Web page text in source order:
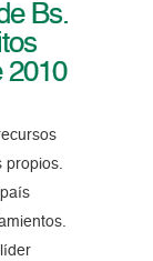
Bs.
2010
propios.